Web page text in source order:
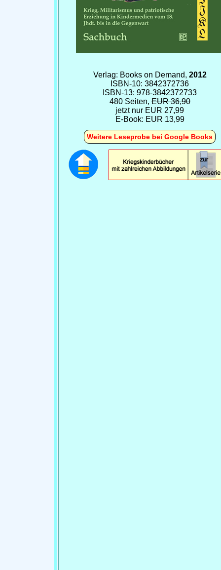
Verlag: Books on Demand, 2012
ISBN-10: 3842372736
ISBN-13: 978-3842372733
480 Seiten,EUR 36,90
jetzt nur EUR 27,99
E-Book: EUR 13,99
Weitere Leseprobe bei Google Books